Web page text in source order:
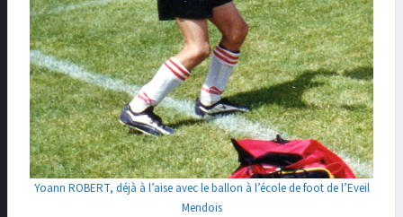
Yoann ROBERT, déjà à l’aise avec le ballon à l’école de foot de l’Eveil
Mendois